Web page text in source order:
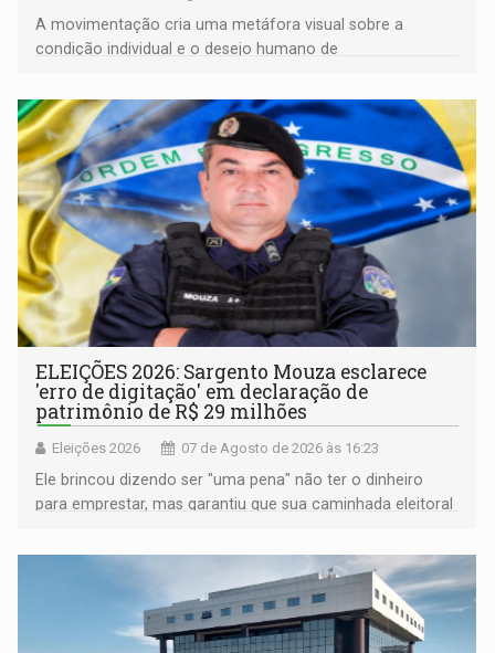
A movimentação cria uma metáfora visual sobre a
condição individual e o desejo humano de
ELEIÇÕES 2026: Sargento Mouza esclarece
'erro de digitação' em declaração de
patrimônio de R$ 29 milhões
Eleições 2026 07 de Agosto de 2026 às 16:23
Ele brincou dizendo ser "uma pena" não ter o dinheiro
para emprestar, mas garantiu que sua caminhada eleitoral